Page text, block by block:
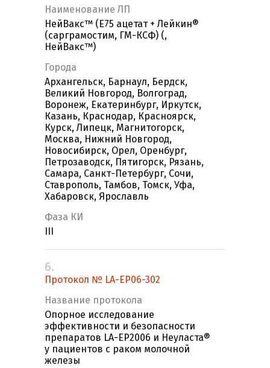
Наименование ЛП
НейВакс™ (E75 ацетат + Лейкин®
(сарграмостим, ГМ-КСФ) (,
НейВакс™)
Города
Архангельск, Барнаул, Бердск,
Великий Новгород, Волгоград,
Воронеж, Екатеринбург, Иркутск,
Казань, Краснодар, Красноярск,
Курск, Липецк, Магнитогорск,
Москва, Нижний Новгород,
Новосибирск, Орел, Оренбург,
Петрозаводск, Пятигорск, Рязань,
Самара, Санкт-Петербург, Сочи,
Ставрополь, Тамбов, Томск, Уфа,
Хабаровск, Ярославль
Фаза КИ
6.
Протокол № LA-EP06-302
Название протокола
Опорное исследование
эффективности и безопасности
препаратов LA-EP2006 и Неуласта®
у пациентов с раком молочной
железы